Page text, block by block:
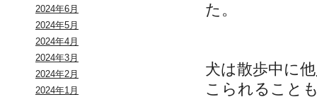
2024年6月
2024年5月
2024年4月
2024年3月
2024年2月
2024年1月
た。
犬は散歩中に
こられること